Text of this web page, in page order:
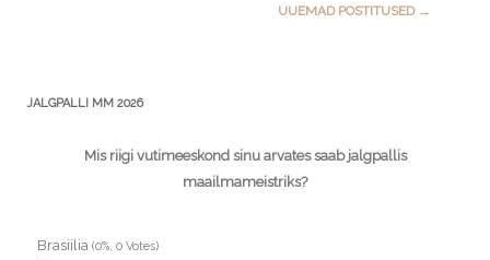
UUEMAD POSTITUSED →
JALGPALLI MM 2026
Mis riigi vutimeeskond sinu arvates saab jalgpallis
maailmameistriks?
Brasiilia (0%, 0 Votes)